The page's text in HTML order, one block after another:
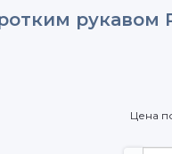
рукавом
Цена